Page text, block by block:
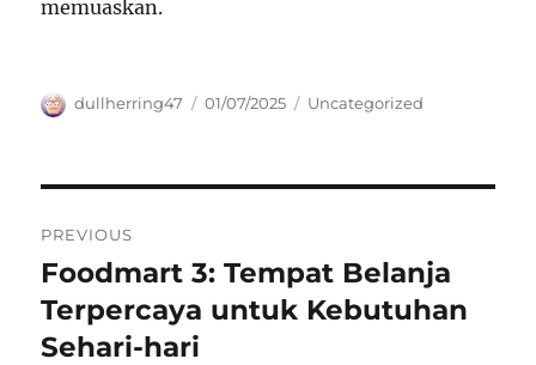
memuaskan.
Author
dullherring47
Posted
01/07/2025 Categories
Uncategorized
pos
PREVIOUS
Previous
post:
Foodmart 3: Tempat Belanja
Terpercaya untuk Kebutuhan
Sehari-hari